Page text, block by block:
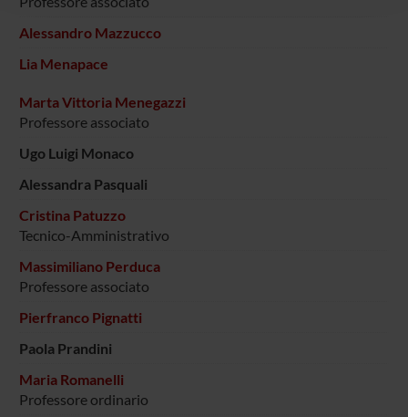
Alessandro Mazzucco
Lia Menapace
Marta Vittoria Menegazzi
Professore associato
Ugo Luigi Monaco
Alessandra Pasquali
Cristina Patuzzo
Tecnico-Amministrativo
Massimiliano Perduca
Professore associato
Pierfranco Pignatti
Paola Prandini
Maria Romanelli
Professore ordinario